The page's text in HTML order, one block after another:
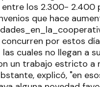
los 2.300- 2.400
que hace
por estos
cuales no llegan a
un trabajo estricto a
explicó, "en